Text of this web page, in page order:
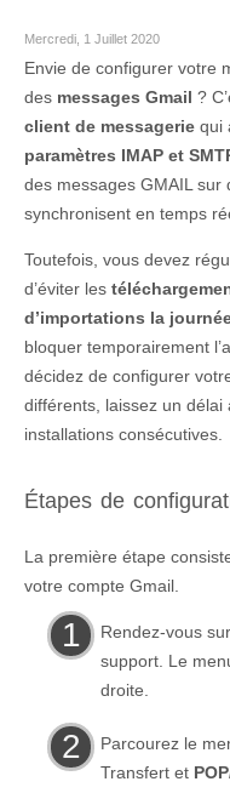
Mercredi, 1 Juillet 2020
Envie de configurer votre
des messages Gmail ?
client de messagerie qui
paramètres IMAP et
des messages GMAIL sur
synchronisent en temps
Toutefois, vous devez
d’éviter les
d’importations la
bloquer temporairement
décidez de configurer
différents, laissez un
installations consécutives.
Étapes de
La première étape
votre compte Gmail.
Rendez-vous sur
support. Le
droite.
Parcourez le
Transfert et